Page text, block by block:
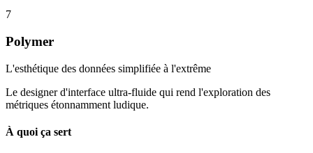
7
Polymer
L'esthétique des données simplifiée à l'extrême
Le designer d'interface ultra-fluide qui rend l'exploration des
métriques étonnamment ludique.
À quoi ça sert